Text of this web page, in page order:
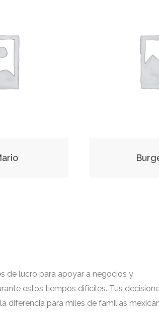
de lucro para apoyar a negocios y
estos tiempos difíciles. Tus
diferencia para miles de familias